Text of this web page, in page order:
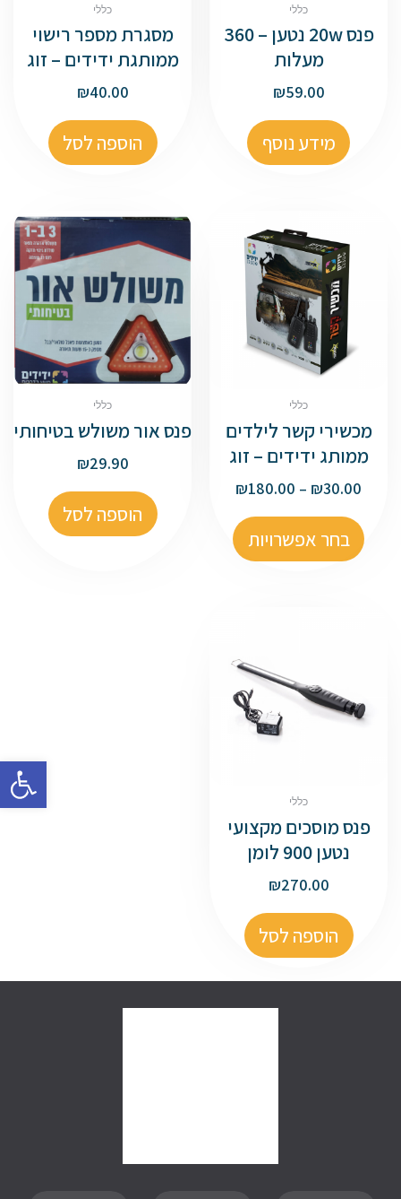
פתח
כללי
פנס 20w נטען – 360
מעלות
₪59.00
מידע נוסף
כללי
מסגרת מספר רישוי
ממותגת ידידים – זוג
₪40.00
הוספה לסל
כללי
מכשירי קשר לילדים
ממותג ידידים – זוג
₪30.00
–
₪180.00
בחר אפשרויות
כללי
פנס אור משולש בטיחותי
₪29.90
הוספה לסל
כללי
פנס מוסכים מקצועי
נטען 900 לומן
₪270.00
הוספה לסל